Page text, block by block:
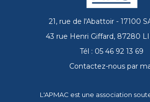
21, rue de l'Abattoir - 17100
43 rue Henri Giffard, 87280
Tél : 05 46 92 13 69
Contactez-nous par
L'APMAC est une association